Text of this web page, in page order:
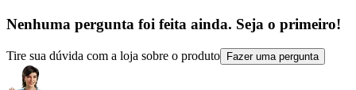
Nenhuma pergunta foi feita ainda. Seja o primeiro!
Tire sua dúvida com a loja sobre o produto Fazer uma pergunta